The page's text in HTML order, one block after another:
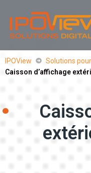
IPOView
Solutions
Caisson d’affichage